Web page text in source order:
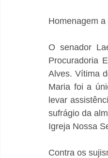
Homenagem
O senador
Procuradoria
Alves. Vítima
Maria foi a
levar
sufrágio da
Igreja Nossa
Contra os